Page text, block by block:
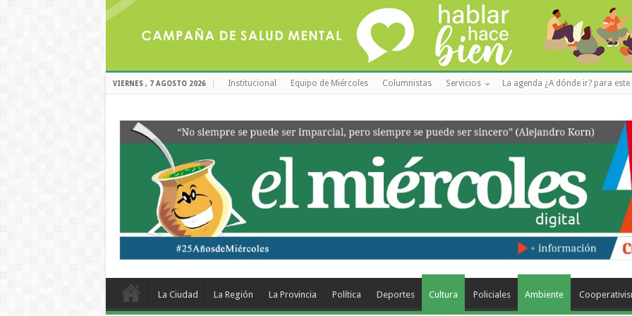
VIERNES , 7 AGOSTO 2026 Institucional Equipo de Miércoles Columnistas Servicios La agenda ¿A dónde ir? para este
La Ciudad La Región La Provincia Política Deportes Cultura Policiales Ambiente